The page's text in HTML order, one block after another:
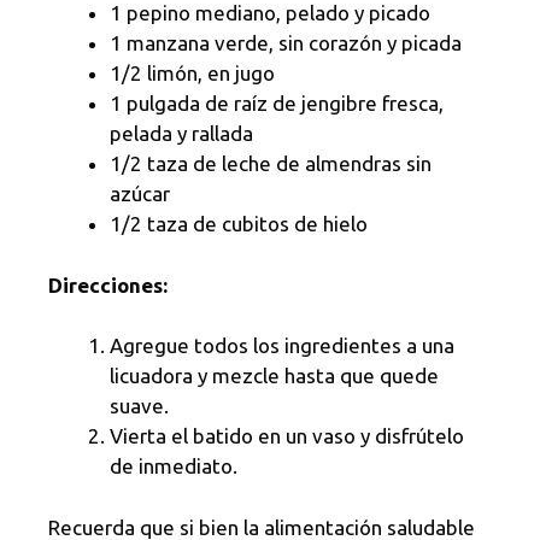
1 pepino mediano, pelado y picado
1 manzana verde, sin corazón y picada
1/2 limón, en jugo
1 pulgada de raíz de jengibre fresca,
pelada y rallada
1/2 taza de leche de almendras sin
azúcar
1/2 taza de cubitos de hielo
Direcciones:
Agregue todos los ingredientes a una
licuadora y mezcle hasta que quede
suave.
Vierta el batido en un vaso y disfrútelo
de inmediato.
Recuerda que si bien la alimentación saludable